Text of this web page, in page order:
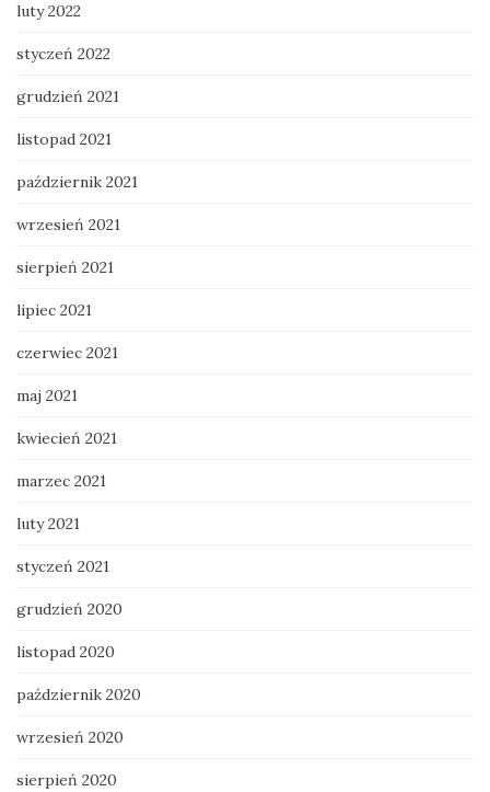
luty 2022
styczeń 2022
grudzień 2021
listopad 2021
październik 2021
wrzesień 2021
sierpień 2021
lipiec 2021
czerwiec 2021
maj 2021
kwiecień 2021
marzec 2021
luty 2021
styczeń 2021
grudzień 2020
listopad 2020
październik 2020
wrzesień 2020
sierpień 2020